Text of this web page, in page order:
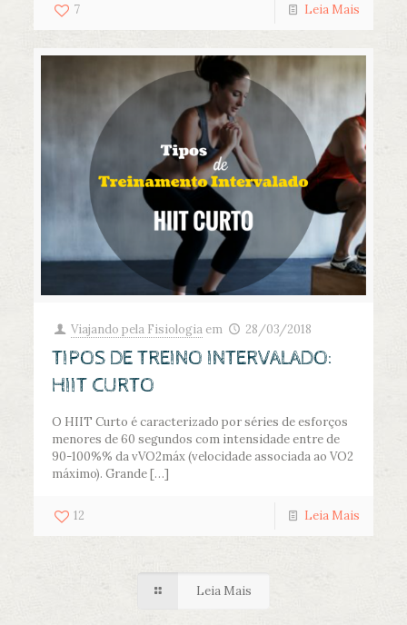
7 Leia Mais
Viajando pela Fisiologia em 28/03/2018
TIPOS DE TREINO INTERVALADO:
HIIT CURTO
O HIIT Curto é caracterizado por séries de esforços
menores de 60 segundos com intensidade entre de
90-100%% da vVO2máx (velocidade associada ao VO2
máximo). Grande[…]
12 Leia Mais
Leia Mais